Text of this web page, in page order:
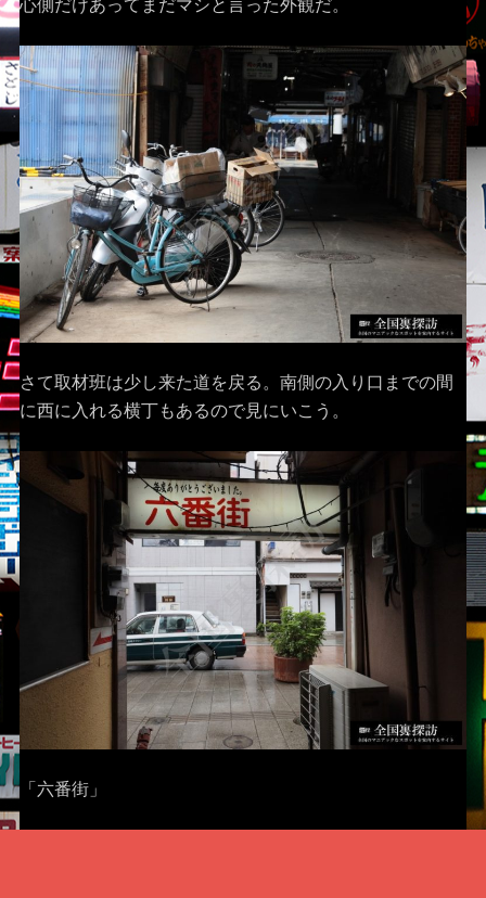
心側だけあってまだマシと言った外観だ。
さて取材班は少し来た道を戻る。南側の入り口までの間
に西に入れる横丁もあるので見にいこう。
「六番街」